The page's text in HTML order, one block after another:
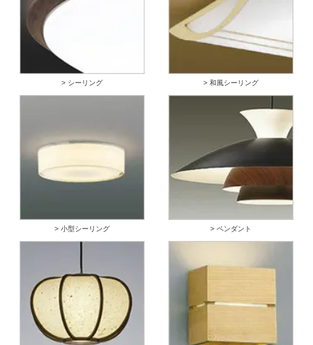
> シーリング > 和風シーリング
> 小型シーリング > ペンダント